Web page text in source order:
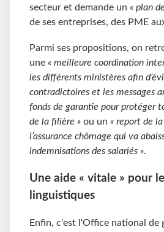
secteur et demande un « plan
de ses entreprises, des PME
Parmi ses propositions, on
une « meilleure coordination
les différents ministères afin
contradictoires et les messages
fonds de garantie pour protéger
de la filière » ou un « report de
l’assurance chômage qui va
indemnisations des salariés ».
Une aide « vitale » pour
linguistiques
Enfin, c'est l'Office national de